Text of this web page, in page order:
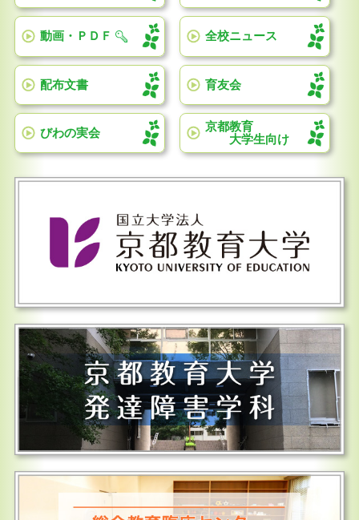
動画・ＰＤＦ 全校ニュース
配布文書 育友会
びわの実会
京都教育
大学生向け